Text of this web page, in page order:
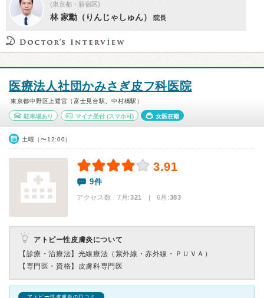
(東京都・新宿区)
林 家勳（りんじゃしゅん） 院長
医療法人社団かみさぎ皮フ科医院
東京都中野区上鷺宮（富士見台駅、中村橋駅）
駐車場あり マイナ受付(スマホ可) 女医在籍
土曜（〜12:00）
3.91
9件
アクセス数 7月:321 | 6月:383
アトピー性皮膚炎について
【診療・治療法】 光線療法（紫外線・赤外線・ＰＵＶＡ）
【専門医・資格】 皮膚科専門医
アトピー性皮膚炎の口コミ